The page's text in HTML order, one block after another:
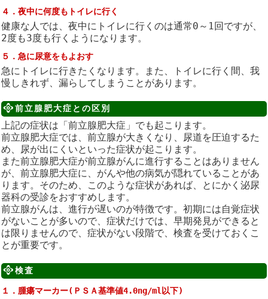
４．夜中に何度もトイレに行く
健康な人では、夜中にトイレに行くのは通常0～1回ですが、
2度も3度も行くようになります。
５．急に尿意をもよおす
急にトイレに行きたくなります。また、トイレに行く間、我
慢しきれず、漏らしてしまうことがあります。
前立腺肥大症との区別
上記の症状は「前立腺肥大症」でも起こります。
前立腺肥大症では、前立腺が大きくなり、尿道を圧迫するた
め、尿が出にくいといった症状が起こります。
また前立腺肥大症が前立腺がんに進行することはありません
が、前立腺肥大症に、がんや他の病気が隠れていることがあ
ります。そのため、このような症状があれば、とにかく泌尿
器科の受診をおすすめします。
前立腺がんは、進行が遅いのが特徴です。初期には自覚症状
がないことが多いので、症状だけでは、早期発見ができると
は限りませんので、症状がない段階で、検査を受けておくこ
とが重要です。
検査
１．腫瘍マーカー(ＰＳＡ基準値4.0ng/ml以下)